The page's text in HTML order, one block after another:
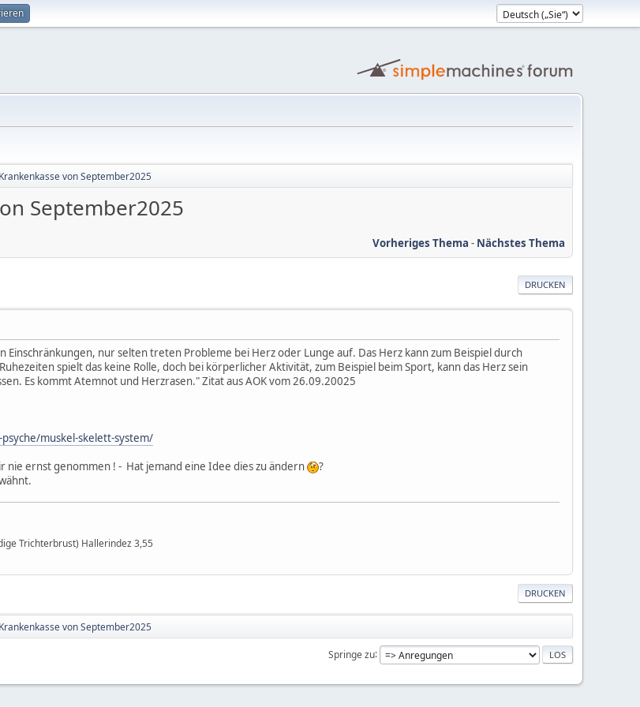
von September2025
September2025
Vorheriges Thema - Nächstes Thema
DRUCKEN
Einschränkungen, nur selten treten Probleme bei Herz oder Lunge auf. Das Herz kann zum Beispiel durch
spielt das keine Rolle, doch bei körperlicher Aktivität, zum Beispiel beim Sport, kann das Herz sein
Es kommt Atemnot und Herzrasen." Zitat aus AOK vom 26.09.20025
muskel-skelett-system/
nie ernst genommen ! - Hat jemand eine Idee dies zu ändern
?
Trichterbrust) Hallerindez 3,55
DRUCKEN
von September2025
Springe zu